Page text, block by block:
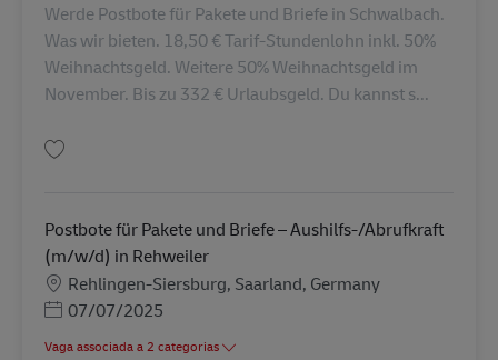
Werde Postbote für Pakete und Briefe in Schwalbach.
Was wir bieten. 18,50 € Tarif-Stundenlohn inkl. 50%
Weihnachtsgeld. Weitere 50% Weihnachtsgeld im
November. Bis zu 332 € Urlaubsgeld. Du kannst s...
Postbote für Pakete und Briefe – Aushilfs-/Abrufkraft
(m/w/d) in Rehweiler
Localização
Rehlingen-Siersburg, Saarland, Germany
Posted Date
07/07/2025
Vaga associada a 2 categorias